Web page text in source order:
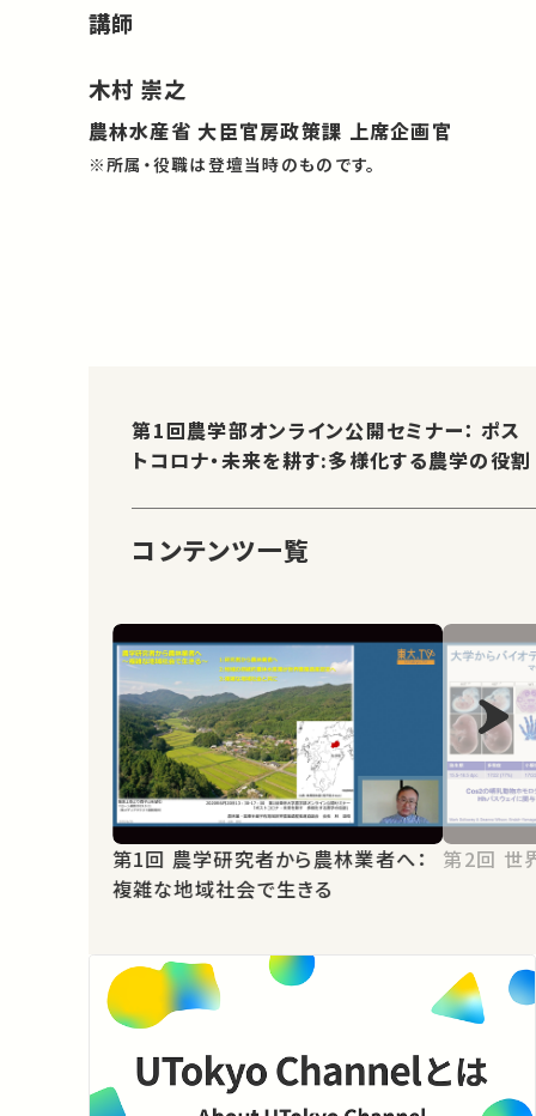
講師
木村 崇之
農林水産省 大臣官房政策課 上席企画官
※所属・役職は登壇当時のものです。
第1回農学部オンライン公開セミナー： ポス
トコロナ・未来を耕す:多様化する農学の役割
コンテンツ一覧
第1回 農学研究者から農林業者へ：
複雑な地域社会で生きる
第2